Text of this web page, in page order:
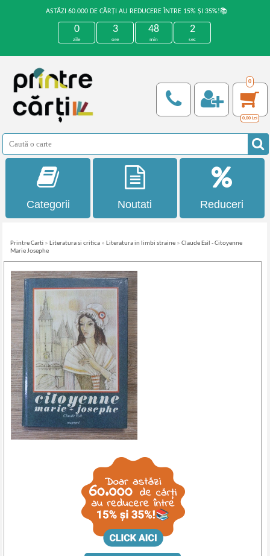
ASTĂZI 60.000 DE CĂRȚI AU REDUCERE ÎNTRE 15% ȘI 35%!📚
0
zile
3
ore
48
min
2
sec
0
0,00 Lei
Categorii Noutati Reduceri
Printre Carti » Literatura si critica » Literatura in limbi straine »Claude Esil - Citoyenne
Marie Josephe